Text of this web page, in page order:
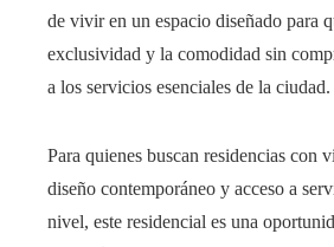
de vivir en un espacio diseñado para
exclusividad y la comodidad sin
a los servicios esenciales de la ciudad.
Para quienes buscan residencias con
diseño contemporáneo y acceso a
nivel, este residencial es una